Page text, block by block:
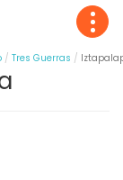
Tres Guerras